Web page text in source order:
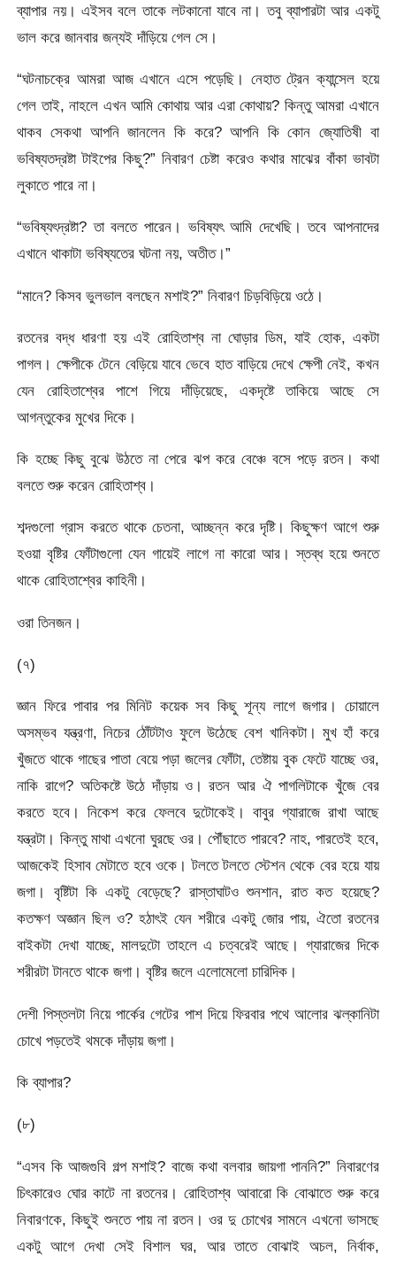
ব্যাপার নয়। এইসব বলে তাকে লটকানো যাবে না। তবু ব্যাপারটা আর একটু
ভাল করে জানবার জন্যই দাঁড়িয়ে গেল সে।
“ঘটনাচক্রে আমরা আজ এখানে এসে পড়েছি। নেহাত ট্রেন ক্যান্সেল হয়ে
গেল তাই, নাহলে এখন আমি কোথায় আর এরা কোথায়? কিন্তু আমরা এখানে
থাকব সেকথা আপনি জানলেন কি করে? আপনি কি কোন জ্যোতিষী বা
ভবিষ্যতদ্রষ্টা টাইপের কিছু?” নিবারণ চেষ্টা করেও কথার মাঝের বাঁকা ভাবটা
লুকাতে পারে না।
“ভবিষ্যৎদ্রষ্টা? তা বলতে পারেন। ভবিষ্যৎ আমি দেখেছি। তবে আপনাদের
এখানে থাকাটা ভবিষ্যতের ঘটনা নয়, অতীত।”
“মানে? কিসব ভুলভাল বলছেন মশাই?” নিবারণ চিড়বিড়িয়ে ওঠে।
রতনের বদ্ধ ধারণা হয় এই রোহিতাশ্ব না ঘোড়ার ডিম, যাই হোক, একটা
পাগল। ক্ষেপীকে টেনে বেড়িয়ে যাবে ভেবে হাত বাড়িয়ে দেখে ক্ষেপী নেই, কখন
যেন রোহিতাশ্বের পাশে গিয়ে দাঁড়িয়েছে, একদৃষ্টে তাকিয়ে আছে সে
আগন্তুকের মুখের দিকে।
কি হচ্ছে কিছু বুঝে উঠতে না পেরে ঝপ করে বেঞ্চে বসে পড়ে রতন। কথা
বলতে শুরু করেন রোহিতাশ্ব।
শব্দগুলো গ্রাস করতে থাকে চেতনা, আচ্ছন্ন করে দৃষ্টি। কিছুক্ষণ আগে শুরু
হওয়া বৃষ্টির ফোঁটাগুলো যেন গায়েই লাগে না কারো আর। স্তব্ধ হয়ে শুনতে
থাকে রোহিতাশ্বের কাহিনী।
ওরা তিনজন।
(৭)
জ্ঞান ফিরে পাবার পর মিনিট কয়েক সব কিছু শূন্য লাগে জগার। চোয়ালে
অসম্ভব যন্ত্রণা, নিচের ঠোঁটটাও ফুলে উঠেছে বেশ খানিকটা। মুখ হাঁ করে
খুঁজতে থাকে গাছের পাতা বেয়ে পড়া জলের ফোঁটা, তেষ্টায় বুক ফেটে যাচ্ছে ওর,
নাকি রাগে? অতিকষ্টে উঠে দাঁড়ায় ও। রতন আর ঐ পাগলিটাকে খুঁজে বের
করতে হবে। নিকেশ করে ফেলবে দুটোকেই। বাবুর গ্যারাজে রাখা আছে
যন্ত্রটা। কিন্তু মাথা এখনো ঘুরছে ওর। পৌঁছাতে পারবে? নাহ, পারতেই হবে,
আজকেই হিসাব মেটাতে হবে ওকে। টলতে টলতে স্টেশন থেকে বের হয়ে যায়
জগা। বৃষ্টিটা কি একটু বেড়েছে? রাস্তাঘাটও শুনশান, রাত কত হয়েছে?
কতক্ষণ অজ্ঞান ছিল ও? হঠাৎই যেন শরীরে একটু জোর পায়, ঐতো রতনের
বাইকটা দেখা যাচ্ছে, মালদুটো তাহলে এ চত্বরেই আছে। গ্যারাজের দিকে
শরীরটা টানতে থাকে জগা। বৃষ্টির জলে এলোমেলো চারিদিক।
দেশী পিস্তলটা নিয়ে পার্কের গেটের পাশ দিয়ে ফিরবার পথে আলোর ঝল্কানিটা
চোখে পড়তেই থমকে দাঁড়ায় জগা।
কি ব্যাপার?
(৮)
“এসব কি আজগুবি গল্প মশাই? বাজে কথা বলবার জায়গা পাননি?” নিবারণের
চিৎকারেও ঘোর কাটে না রতনের। রোহিতাশ্ব আবারো কি বোঝাতে শুরু করে
নিবারণকে, কিছুই শুনতে পায় না রতন। ওর দু চোখের সামনে এখনো ভাসছে
একটু আগে দেখা সেই বিশাল ঘর, আর তাতে বোঝাই অচল, নির্বাক,